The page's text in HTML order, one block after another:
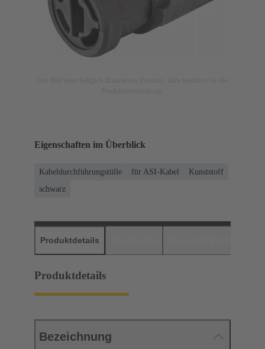
Eigenschaften im Überblick
Kabeldurchführungstülle für ASI-Kabel
Kunststoff
schwarz
Produktdetails
Produktdetails
Bezeichnung